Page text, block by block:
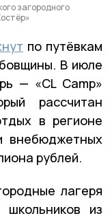
загородного
по путёвкам
В июле
— «CL Сamp»
рассчитан
в регионе
внебюджетных
рублей.
лагеря
из